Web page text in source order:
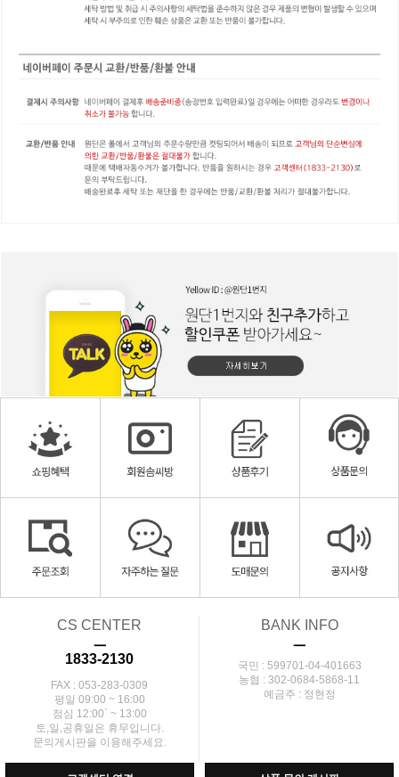
CS CENTER
ㅡ
1833-2130
FAX : 053-283-0309
평일 09:00 ~ 16:00
점심 12:00` ~ 13:00
토,일,공휴일은 휴무입니다.
문의게시판을 이용해주세요.
BANK INFO
ㅡ
국민 : 599701-04-401663
농협 : 302-0684-5868-11
예금주 : 정현정